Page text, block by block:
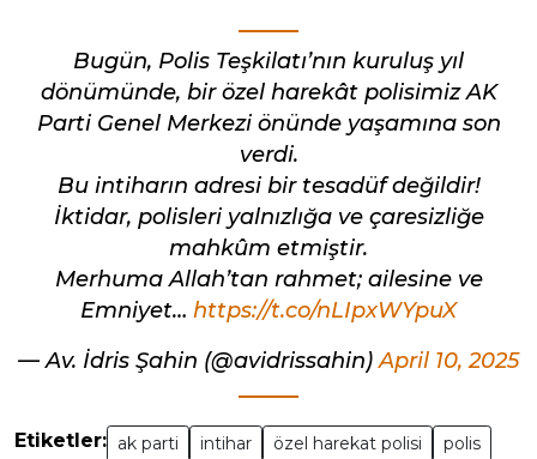
Bugün, Polis Teşkilatı’nın kuruluş yıl
dönümünde, bir özel harekât polisimiz AK
Parti Genel Merkezi önünde yaşamına son
verdi.
Bu intiharın adresi bir tesadüf değildir!
İktidar, polisleri yalnızlığa ve çaresizliğe
mahkûm etmiştir.
Merhuma Allah’tan rahmet; ailesine ve
Emniyet… https://t.co/nLIpxWYpuX
— Av. İdris Şahin (@avidrissahin)April 10, 2025
Etiketler: ak parti intihar özel harekat polisi polis